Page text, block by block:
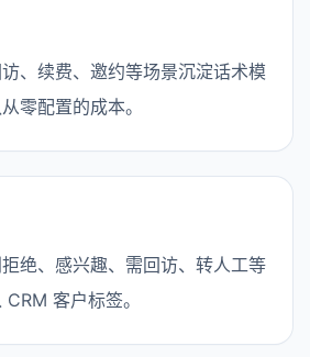
、续费、邀约等场景沉淀话术模
零配置的成本。
绝、感兴趣、需回访、转人工等
客户标签。